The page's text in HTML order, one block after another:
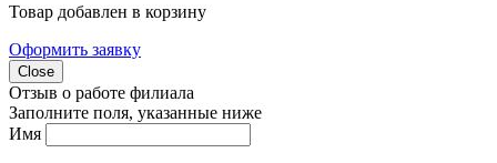
Товар добавлен в корзину
Оформить заявку
Close
Отзыв о работе филиала
Заполните поля, указанные ниже
Имя